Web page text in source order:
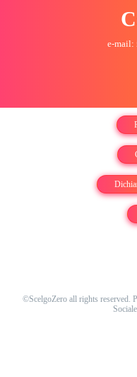
e-mail:
©ScelgoZero all rights reserved.